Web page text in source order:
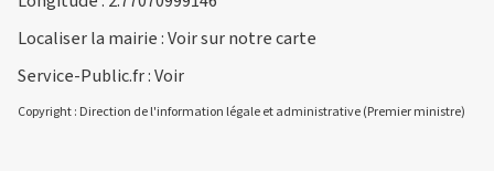
Localiser la mairie :Voir sur notre carte
Service-Public.fr :Voir
Copyright : Direction de l'information légale et administrative (Premier ministre)